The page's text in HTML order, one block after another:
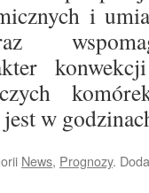
i
w
News, Prognozy.